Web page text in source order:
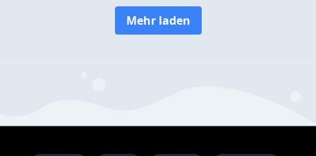
Mehr laden